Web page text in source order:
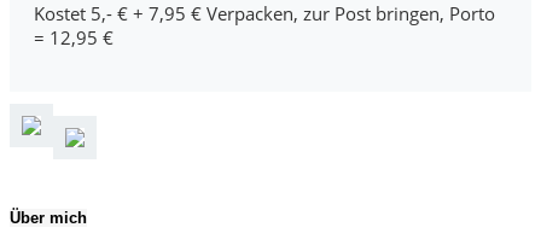
Kostet 5,- € + 7,95 € Verpacken, zur Post bringen, Porto
= 12,95 €
Über mich